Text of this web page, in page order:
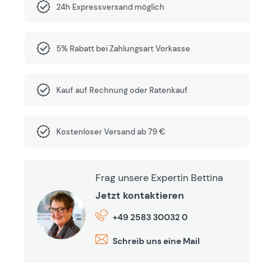
24h Expressversand möglich
5% Rabatt bei Zahlungsart Vorkasse
Kauf auf Rechnung oder Ratenkauf
Kostenloser Versand ab 79 €
Frag unsere Expertin Bettina
Jetzt kontaktieren
+49 2583 30032 0
Schreib uns eine Mail